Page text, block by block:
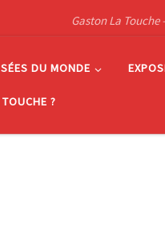
Gaston La
DU MONDE
?